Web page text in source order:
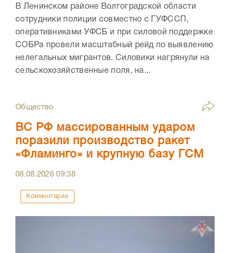
В Ленинском районе Волгоградской области
сотрудники полиции совместно с ГУФССП,
оперативниками УФСБ и при силовой поддержке
СОБРа провели масштабный рейд по выявлению
нелегальных мигрантов. Силовики нагрянули на
сельскохозяйственные поля, на...
Общество
ВС РФ массированным ударом
поразили производство ракет
«Фламинго» и крупную базу ГСМ
08.08.202609:38
Комментарии